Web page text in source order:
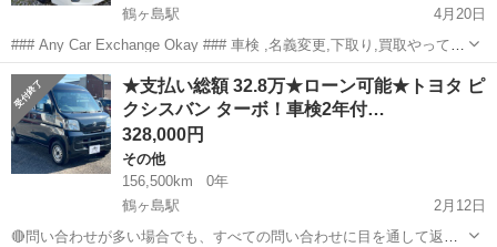
鶴ヶ島駅
4月20日
### Any Car Exchange Okay ### 車検 ,名義変更,下取り,買取やってま
す。 ✅ Manufacturer name: TOYOTA ★ Year: 2009 ★ Model name:
P...
埼玉 坂戸市 鶴ヶ島駅 プリウス トヨタプリウス
★支払い総額 32.8万★ローン可能★トヨタ ピ
クシスバン ターボ！車検2年付…
328,000円
その他
156,500km
0年
鶴ヶ島駅
2月12日
🔴問い合わせが多い場合でも、すべての問い合わせに目を通して返信